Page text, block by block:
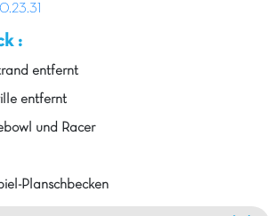
:
entfernt
entfernt
und Racer
Planschbecken